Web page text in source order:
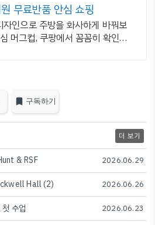
무료반품 안심 쇼핑
인으로 주방을 화사하게 바꿔보
머그컵, 쿠팡에서 꼼꼼히 확인하
구독하기
더 보기
& RSF 2026.06.29
Hall (2) 2026.06.26
수업 2026.06.23